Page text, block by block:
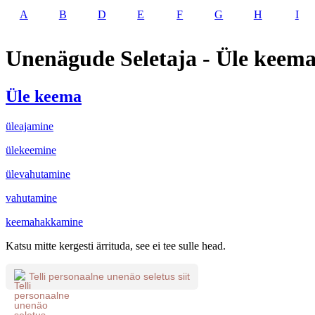
A B D E F G H I
Unenägude Seletaja - Üle
Üle keema
üleajamine
ülekeemine
ülevahutamine
vahutamine
keemahakkamine
Katsu mitte kergesti ärrituda, see ei tee sulle head.
Telli personaalne unenäo seletus siit